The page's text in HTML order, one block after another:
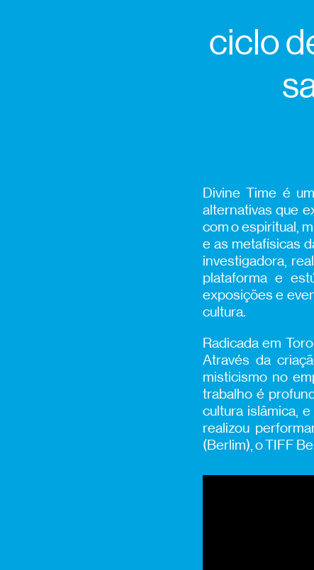
ciclo
Divine Time é
alternativas que
com o espiritual,
e as metafísicas
investigadora,
plataforma e
exposições e
cultura.
Radicada em
Através da
misticismo no
trabalho é
cultura islâmica,
realizou
(Berlim), o TIFF